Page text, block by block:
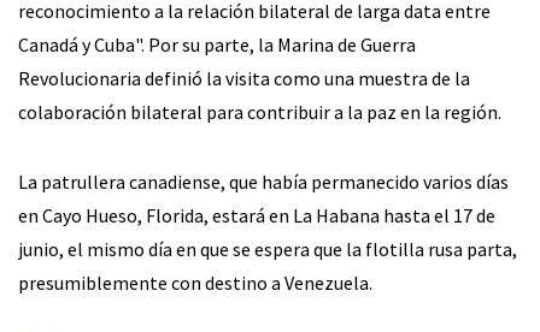
reconocimiento a la relación bilateral de larga data entre
Canadá y Cuba". Por su parte, la Marina de Guerra
Revolucionaria definió la visita como una muestra de la
colaboración bilateral para contribuir a la paz en la región.
La patrullera canadiense, que había permanecido varios días
en Cayo Hueso, Florida, estará en La Habana hasta el 17 de
junio, el mismo día en que se espera que la flotilla rusa parta,
presumiblemente con destino a Venezuela.